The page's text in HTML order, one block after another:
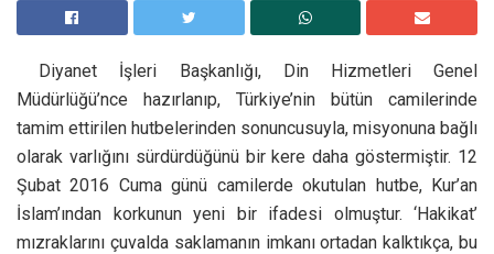
Diyanet İşleri Başkanlığı, Din Hizmetleri Genel
Müdürlüğü’nce hazırlanıp, Türkiye’nin bütün camilerinde
tamim ettirilen hutbelerinden sonuncusuyla, misyonuna bağlı
olarak varlığını sürdürdüğünü bir kere daha göstermiştir. 12
Şubat 2016 Cuma günü camilerde okutulan hutbe, Kur’an
İslam’ından korkunun yeni bir ifadesi olmuştur. ‘Hakikat’
mızraklarını çuvalda saklamanın imkanı ortadan kalktıkça, bu